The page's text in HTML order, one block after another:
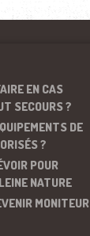
EN CAS
SECOURS ?
DE
?
POUR
NATURE
MONITEUR